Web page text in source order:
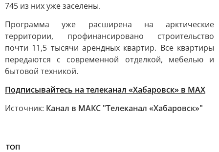
745 из них уже заселены.
Программа уже расширена на арктические
территории, профинансировано строительство
почти 11,5 тысячи арендных квартир. Все квартиры
передаются с современной отделкой, мебелью и
бытовой техникой.
Подписывайтесь на телеканал «Хабаровск» в MAX
Источник: Канал в МАКС "Телеканал «Хабаровск»"
ТОП